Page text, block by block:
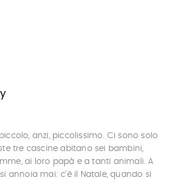
anzi, piccolissimo. Ci sono solo
tre cascine abitano sei bambini,
ai loro papà e a tanti animali. A
annoia mai: c’è il Natale, quando si